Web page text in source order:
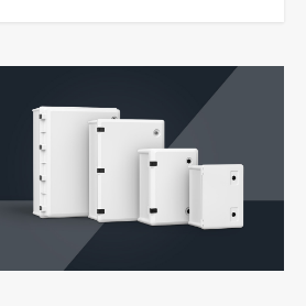
АРТИКУЛ: TF5-KP12-V-54-41-K01-K03